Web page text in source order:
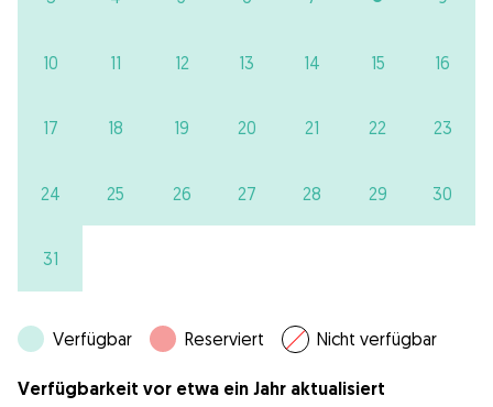
10 11 12 13 14 15 16
17 18 19 20 21 22 23
24 25 26 27 28 29 30
31
Verfügbar Reserviert Nicht verfügbar
Verfügbarkeit vor etwa ein Jahr aktualisiert